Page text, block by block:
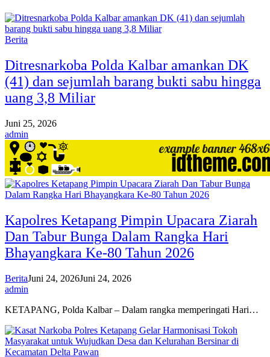
Berita
Ditresnarkoba Polda Kalbar amankan DK
(41) dan sejumlah barang bukti sabu hingga
uang 3,8 Miliar
Juni 25, 2026
admin
Kapolres Ketapang Pimpin Upacara Ziarah
Dan Tabur Bunga Dalam Rangka Hari
Bhayangkara Ke-80 Tahun 2026
BeritaJuni 24, 2026Juni 24, 2026
admin
KETAPANG, Polda Kalbar – Dalam rangka memperingati Hari…